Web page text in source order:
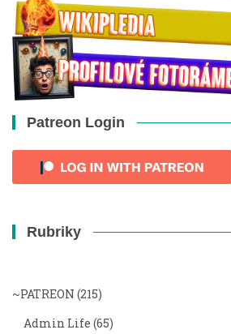
Patreon Login
Rubriky
~PATREON (215)
Admin Life (65)